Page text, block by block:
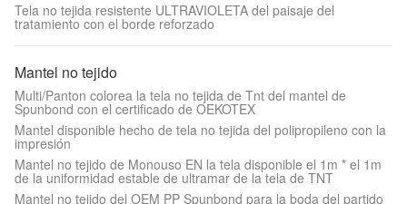
Tela no tejida resistente ULTRAVIOLETA del paisaje del
tratamiento con el borde reforzado
Mantel no tejido
Multi/Panton colorea la tela no tejida de Tnt del mantel de
Spunbond con el certificado de OEKOTEX
Mantel disponible hecho de tela no tejida del polipropileno con la
impresión
Mantel no tejido de Monouso EN la tela disponible el 1m * el 1m
de la uniformidad estable de ultramar de la tela de TNT
Mantel no tejido del OEM PP Spunbond para la boda del partido